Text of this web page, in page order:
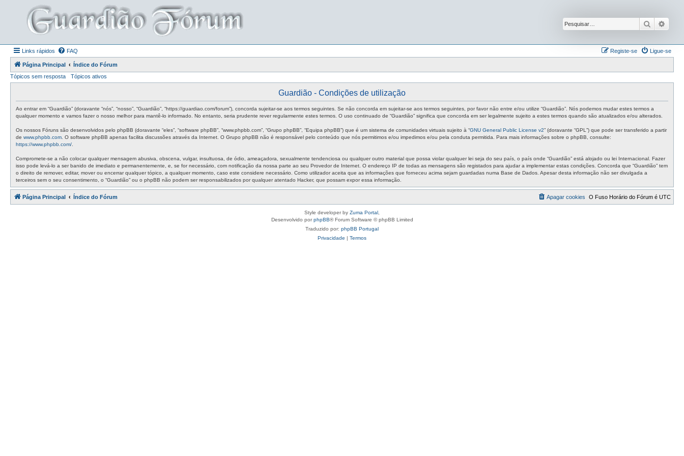
Pesquisar
Links rápidos FAQ Ligue-se
Registe-se
Página Principal
Índice do Fórum
Tópicos sem resposta
Tópicos ativos
Guardião - Condições de utilização
Ao entrar em “Guardião” (doravante “nós”, “nosso”, “Guardião”, “https://guardiao.com/forum”), concorda sujeitar-se aos termos seguintes. Se não concorda em sujeitar-se aos termos seguintes, por favor não entre e/ou utilize “Guardião”. Nós podemos mudar estes termos a
qualquer momento e vamos fazer o nosso melhor para mantê-lo informado. No entanto, seria prudente rever regularmente estes termos. O uso continuado de “Guardião” significa que concorda em ser legalmente sujeito a estes termos quando são atualizados e/ou alterados.
Os nossos Fóruns são desenvolvidos pelo phpBB (doravante “eles”, “software phpBB”, “www.phpbb.com”, “Grupo phpBB”, “Equipa phpBB”) que é um sistema de comunidades virtuais sujeito à “GNU General Public License v2” (doravante “GPL”) que pode ser transferido a partir
de www.phpbb.com . O software phpBB apenas facilita discussões através da Internet. O Grupo phpBB não é responsável pelo conteúdo que nós permitimos e/ou impedimos e/ou pela conduta permitida. Para mais informações sobre o phpBB, consulte:
https://www.phpbb.com/
Compromete-se a não colocar qualquer mensagem abusiva, obscena, vulgar, insultuosa, de ódio, ameaçadora, sexualmente tendenciosa ou qualquer outro material que possa violar qualquer lei seja do seu país, o país onde “Guardião” está alojado ou lei Internacional. Fazer
isso pode levá-lo a ser banido de imediato e permanentemente, e, se for necessário, com notificação da nossa parte ao seu Provedor de Internet. O endereço IP de todas as mensagens são registados para ajudar a implementar estas condições. Concorda que “Guardião” tem
o direito de remover, editar, mover ou encerrar qualquer tópico, a qualquer momento, caso este considere necessário. Como utilizador aceita que as informações que forneceu acima sejam guardadas numa Base de Dados. Apesar desta informação não ser divulgada a
terceiros sem o seu consentimento, o “Guardião” ou o phpBB não podem ser responsabilizados por qualquer atentado Hacker, que possam expor essa informação.
Página Principal Índice do Fórum O Fuso Horário do Fórum é UTC
Apagar cookies
Style developer by Zuma Portal
Desenvolvido porphpBB® Forum Software © phpBB Limited
Traduzido por: phpBB Portugal
Privacidade | Termos